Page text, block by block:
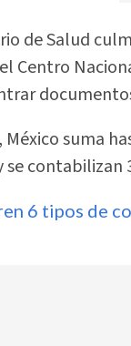
de Salud
Centro
suma
se contabilizan
6 tipos de